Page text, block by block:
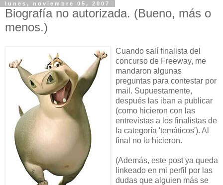
lunes, noviembre 05, 2007
Biografía no autorizada. (Bueno, más o
menos.)
Cuando salí finalista del
concurso de Freeway, me
mandaron algunas
preguntas para contestar por
mail. Supuestamente,
después las iban a publicar
(como hicieron con las
entrevistas a los finalistas de
la categoría 'temáticos'). Al
final no lo hicieron.
(Además, este post ya queda
linkeado en mi perfil por las
dudas que alguien más se